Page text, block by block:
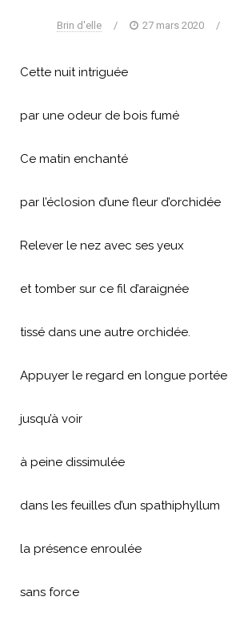
Brin d'elle / 27 mars 2020 /
Cette nuit intriguée
par une odeur de bois fumé
Ce matin enchanté
par l’éclosion d’une fleur d’orchidée
Relever le nez avec ses yeux
et tomber sur ce fil d’araignée
tissé dans une autre orchidée.
Appuyer le regard en longue portée
jusqu’à voir
à peine dissimulée
dans les feuilles d’un spathiphyllum
la présence enroulée
sans force